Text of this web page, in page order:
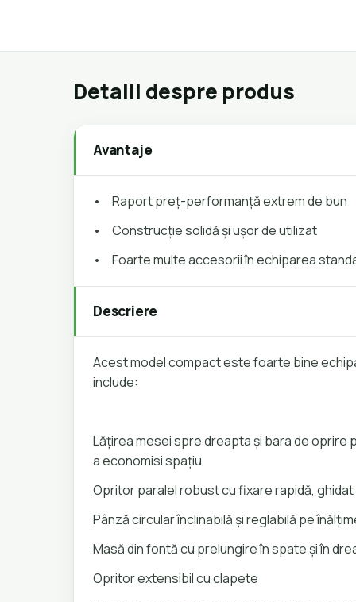
Detalii despre produs
Avantaje
•
Raport preț-performanță extrem de bun
•
Construcție solidă și ușor de utilizat
•
Foarte multe accesorii în echiparea
Descriere
Acest model compact este foarte bine
include:
Lățirea mesei spre dreapta și bara de oprire
a economisi spațiu
Opritor paralel robust cu fixare rapidă,
Pânză circular înclinabilă și reglabilă pe
Masă din fontă cu prelungire în spate și în
Opritor extensibil cu clapete